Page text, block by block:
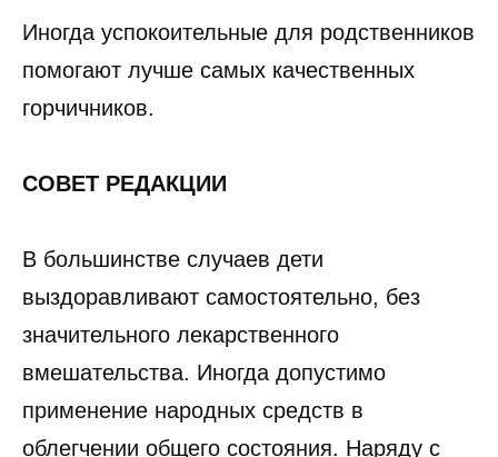
Иногда успокоительные для родственников
помогают лучше самых качественных
горчичников.
СОВЕТ РЕДАКЦИИ
В большинстве случаев дети
выздоравливают самостоятельно, без
значительного лекарственного
вмешательства. Иногда допустимо
применение народных средств в
облегчении общего состояния. Наряду с